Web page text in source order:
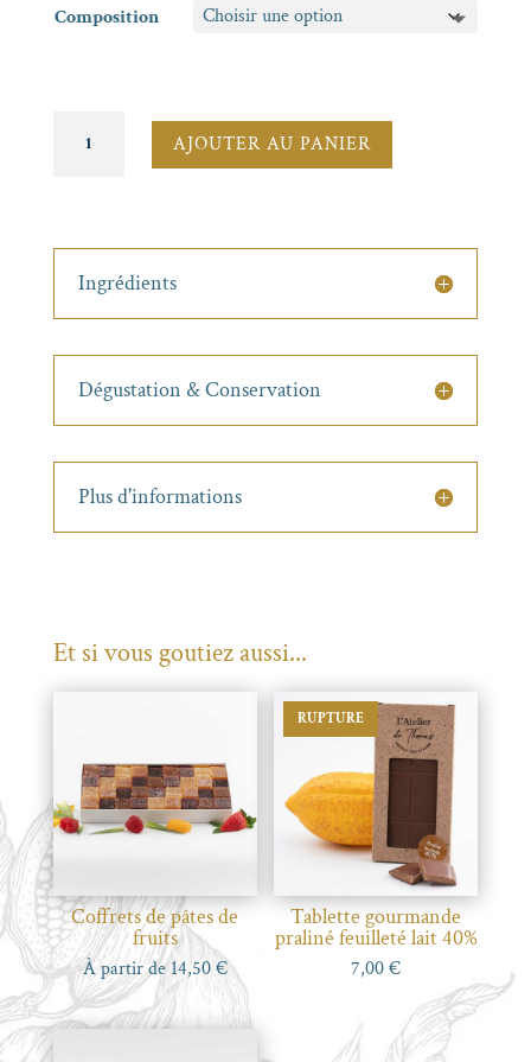
Composition
chocolat
AJOUTER AU PANIER
Ingrédients
Dégustation & Conservation
Plus d'informations
Et si vous goutiez aussi...
Coffrets de pâtes de
fruits
À partir de14,50€
RUPTURE
Tablette gourmande
praliné feuilleté lait 40%
7,00€